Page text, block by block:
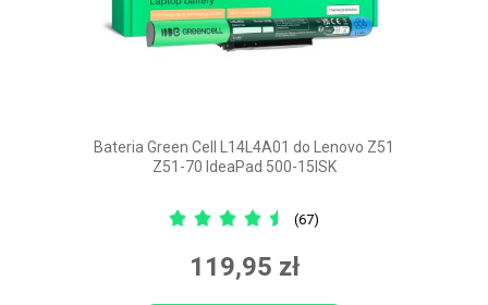
Bateria Green Cell L14L4A01 do Lenovo Z51
Z51-70 IdeaPad 500-15ISK
(67)
119,95 zł